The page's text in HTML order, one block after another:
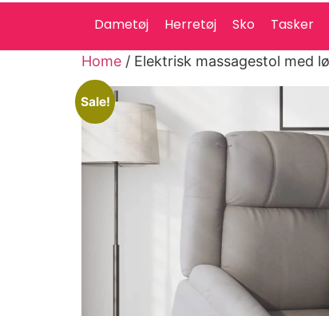
Dametøj Herretøj Sko Tasker
Home / Elektrisk massagestol med
Sale!